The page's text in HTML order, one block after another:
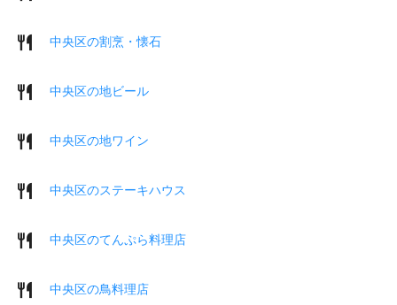
中央区の割烹・懐石
中央区の地ビール
中央区の地ワイン
中央区のステーキハウス
中央区のてんぷら料理店
中央区の鳥料理店